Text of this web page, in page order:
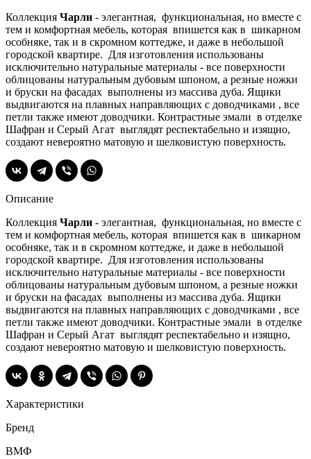
Коллекция Чарли - элегантная, функциональная, но вместе с
тем и комфортная мебель, которая впишется как в шикарном
особняке, так и в скромном коттедже, и даже в небольшой
городской квартире. Для изготовления использованы
исключительно натуральные материалы - все поверхности
облицованы натуральным дубовым шпоном, а резные ножки
и бруски на фасадах выполнены из массива дуба. Ящики
выдвигаются на плавных направляющих с доводчиками , все
петли также имеют доводчики. Контрастные эмали в отделке
Шафран и Серый Агат выглядят респектабельно и изящно,
создают невероятно матовую и шелковистую поверхность.
Описание
Коллекция Чарли - элегантная, функциональная, но вместе с
тем и комфортная мебель, которая впишется как в шикарном
особняке, так и в скромном коттедже, и даже в небольшой
городской квартире. Для изготовления использованы
исключительно натуральные материалы - все поверхности
облицованы натуральным дубовым шпоном, а резные ножки
и бруски на фасадах выполнены из массива дуба. Ящики
выдвигаются на плавных направляющих с доводчиками , все
петли также имеют доводчики. Контрастные эмали в отделке
Шафран и Серый Агат выглядят респектабельно и изящно,
создают невероятно матовую и шелковистую поверхность.
Характеристики
Бренд
ВМФ